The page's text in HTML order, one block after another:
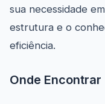
sua necessidade
estrutura e o
eficiência.
Onde Encontrar